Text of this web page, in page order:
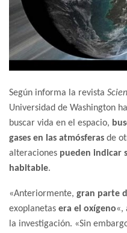
Según informa la revista
Universidad de Washington
buscar vida en el espacio,
gases en las atmósferas de
alteraciones pueden indicar
habitable.
«Anteriormente, gran parte
exoplanetas era el oxígeno«,
la investigación. «Sin